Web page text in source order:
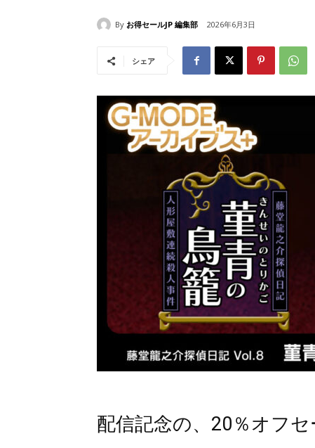
By お得セールJP 編集部 2026年6月3日
シェア
配信記念の、20％オフセ